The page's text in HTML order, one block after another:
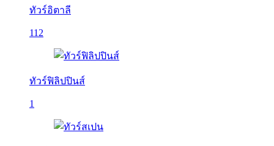
ทัวร์อิตาลี
112
ทัวร์ฟิลิปปินส์
1